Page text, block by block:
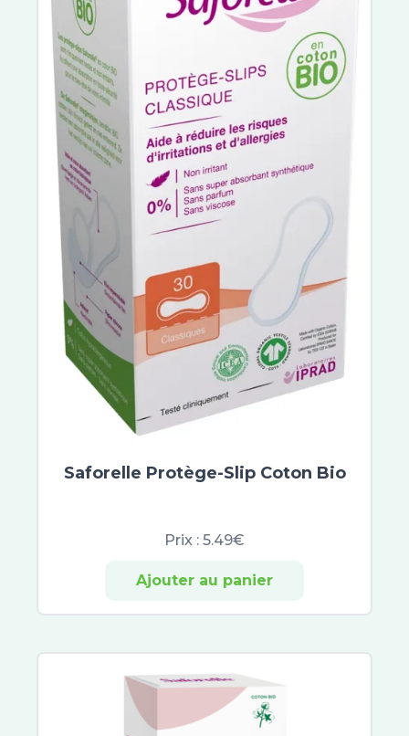
Coalgan
Laboratoire 3M
A-Derma Protect
Avène Solaires
Photoderm
Biotherm Solaires
Eucerin Sun Protection
Garancia Solaires
Polysianes
Sun Secure
Bariésun
Idéal Soleil
Anthelios
Paalm
Daylong
Institut Esthederm Solaires
ISDIN
Vinosun Protect
Saforelle Protège-Slip Coton Bio
Prix : 5.49€
Ajouter au panier